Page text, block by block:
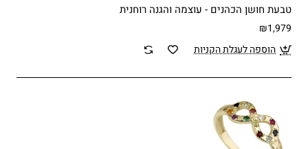
טבעת חושן הכהנים - עוצמה והגנה רוחנית
₪1,979
הוספה לעגלת הקניות